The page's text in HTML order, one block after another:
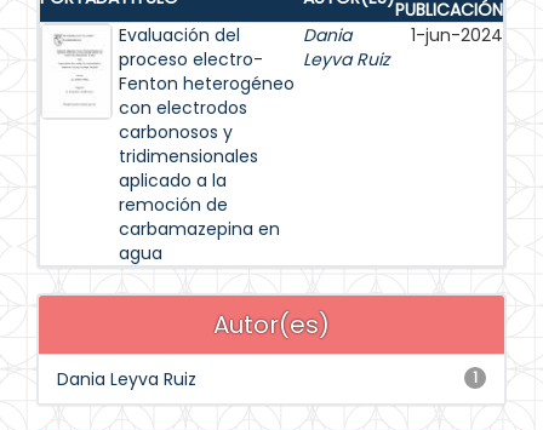
PUBLICACIÓN
Evaluación del
proceso electro-
Fenton heterogéneo
con electrodos
carbonosos y
tridimensionales
aplicado a la
remoción de
carbamazepina en
agua
Dania
Leyva Ruiz
1-jun-2024
Autor(es)
1
Dania Leyva Ruiz